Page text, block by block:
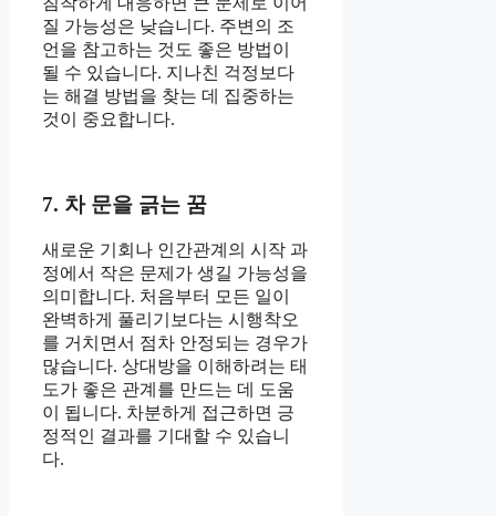
질 가능성은 낮습니다. 주변의 조
언을 참고하는 것도 좋은 방법이
될 수 있습니다. 지나친 걱정보다
는 해결 방법을 찾는 데 집중하는
것이 중요합니다.
7. 차 문을 긁는 꿈
새로운 기회나 인간관계의 시작 과
정에서 작은 문제가 생길 가능성을
의미합니다. 처음부터 모든 일이
완벽하게 풀리기보다는 시행착오
를 거치면서 점차 안정되는 경우가
많습니다. 상대방을 이해하려는 태
도가 좋은 관계를 만드는 데 도움
이 됩니다. 차분하게 접근하면 긍
정적인 결과를 기대할 수 있습니
다.